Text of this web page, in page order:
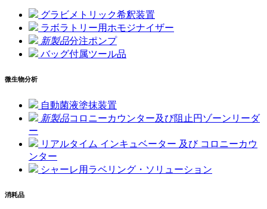
グラビメトリック希釈装置
ラボラトリー用ホモジナイザー
新製品分注ポンプ
バッグ付属ツール品
微生物分析
自動菌液塗抹装置
新製品コロニーカウンター及び阻止円ゾーンリーダ
ー
リアルタイム インキュベーター 及び コロニーカウ
ンター
シャーレ用ラベリング・ソリューション
消耗品